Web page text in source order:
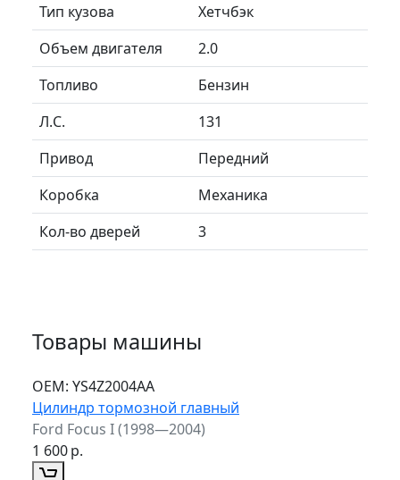
Тип кузова
Хетчбэк
Объем двигателя
2.0
Топливо
Бензин
Л.C.
131
Привод
Передний
Коробка
Механика
Кол-во дверей
3
Товары машины
ОЕМ: YS4Z2004AA
Цилиндр тормозной главный
Ford Focus I (1998—2004)
1 600р.